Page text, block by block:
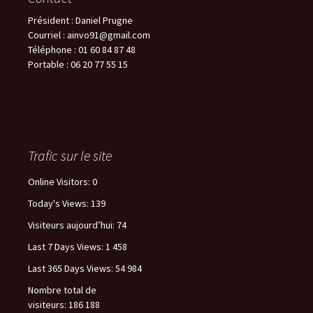
Président : Daniel Prugne
Courriel : ainvo91@gmail.com
Téléphone : 01 60 84 87 48
Portable : 06 20 77 55 15
Trafic sur le site
Online Visitors: 0
Today's Views: 139
Visiteurs aujourd’hui: 74
Last 7 Days Views: 1 458
Last 365 Days Views: 54 984
Nombre total de
visiteurs: 186 188